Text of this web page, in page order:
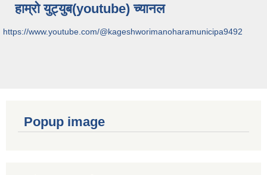
हाम्रो युट्युब(youtube) च्यानल
https://www.youtube.com/@kageshworimanoharamunicipa9492
Popup image